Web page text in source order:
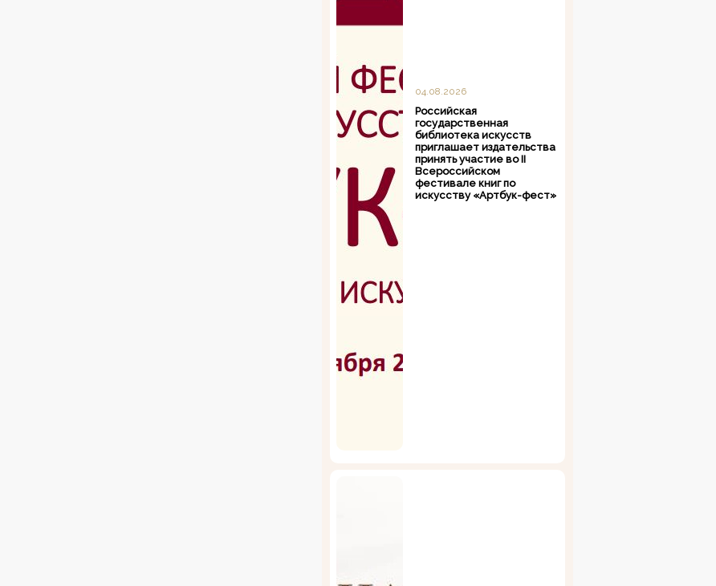
04.08.2026
Российская
государственная
библиотека искусств
приглашает издательства
принять участие во II
Всероссийском
фестивале книг по
искусству «Артбук-фест»